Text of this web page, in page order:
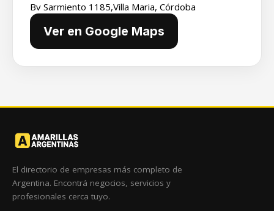
Bv Sarmiento 1185,Villa Maria, Córdoba
Ver en Google Maps
El directorio de empresas más completo de
Argentina. Encontrá negocios, servicios y
profesionales cerca tuyo.